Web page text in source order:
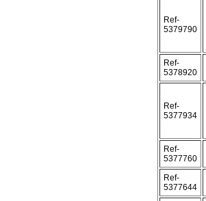
Ref-
5379790
Ref-
5378920
Ref-
5377934
Ref-
5377760
Ref-
5377644